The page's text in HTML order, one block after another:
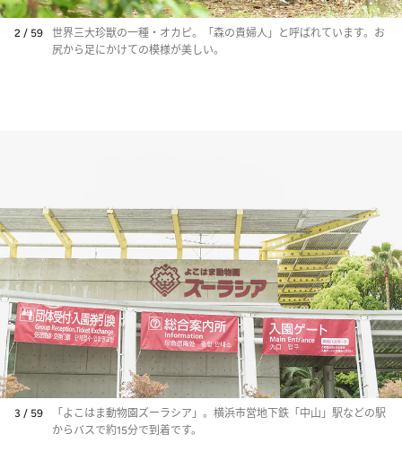
2 / 59
世界三大珍獣の一種・オカピ。「森の貴婦人」と呼ばれています。お
尻から足にかけての模様が美しい。
3 / 59
「よこはま動物園ズーラシア」。横浜市営地下鉄「中山」駅などの駅
からバスで約15分で到着です。